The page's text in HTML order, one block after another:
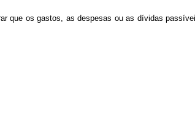
que os gastos, as despesas ou as dívidas